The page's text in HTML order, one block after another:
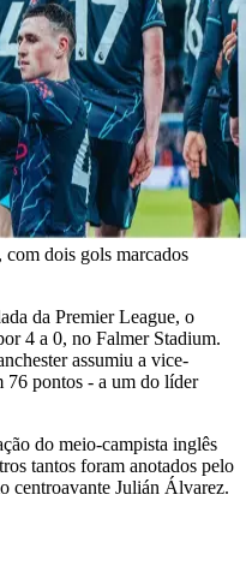
dois gols marcados
da Premier League, o
4 a 0, no Falmer Stadium.
assumiu a vice-
76 pontos - a um do líder
do meio-campista inglês
tantos foram anotados pelo
centroavante Julián Álvarez.